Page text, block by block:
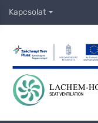
Kapcsolat